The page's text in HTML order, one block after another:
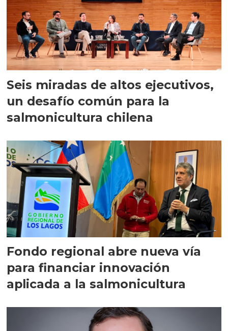
Seis miradas de altos ejecutivos,
un desafío común para la
salmonicultura chilena
Fondo regional abre nueva vía
para financiar innovación
aplicada a la salmonicultura